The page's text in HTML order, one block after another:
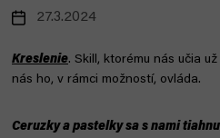
27.3.2024
Kreslenie. Skill, ktorému nás učia
nás ho, v rámci možností, ovláda.
Ceruzky a pastelky sa s nami